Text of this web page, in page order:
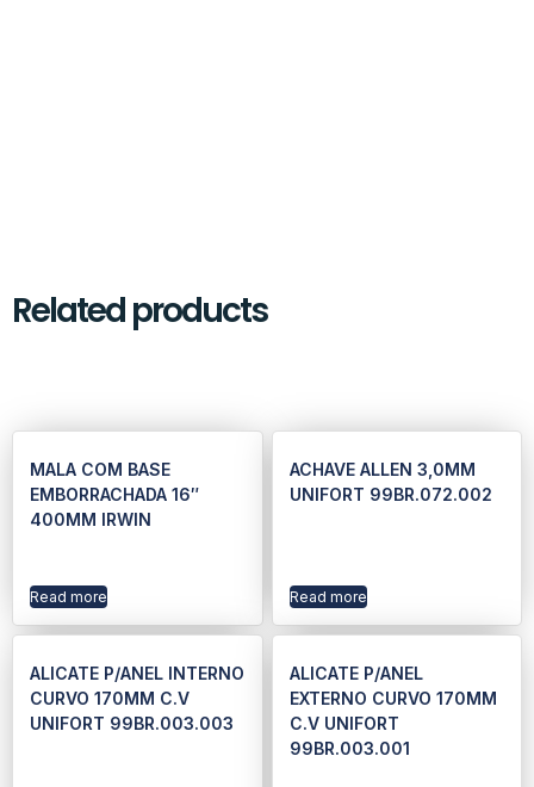
Related products
MALA COM BASE
EMBORRACHADA 16″
400MM IRWIN
Read more
ACHAVE ALLEN 3,0MM
UNIFORT 99BR.072.002
Read more
ALICATE P/ANEL INTERNO
CURVO 170MM C.V
UNIFORT 99BR.003.003
ALICATE P/ANEL
EXTERNO CURVO 170MM
C.V UNIFORT
99BR.003.001